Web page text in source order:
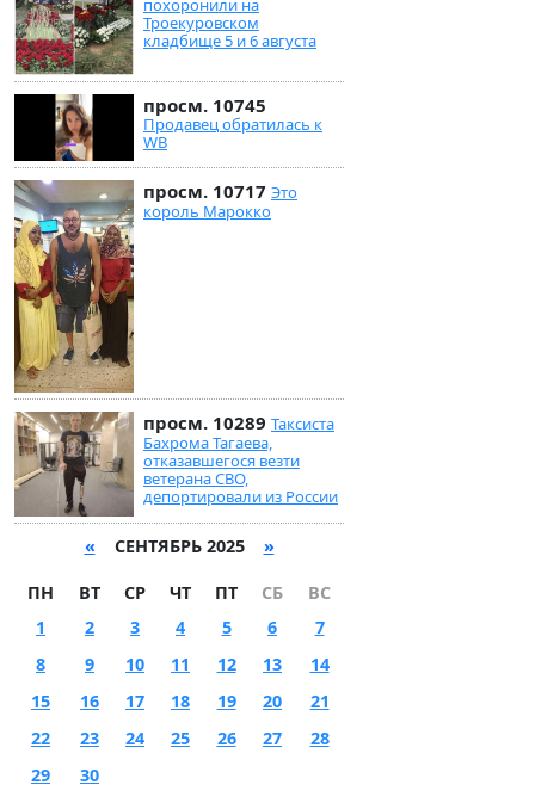
похоронили на
Троекуровском
кладбище 5 и 6 августа
просм. 10745
Продавец обратилась к
WB
просм. 10717 Это
король Марокко
просм. 10289 Таксиста
Бахрома Тагаева,
отказавшегося везти
ветерана СВО,
депортировали из России
« СЕНТЯБРЬ 2025 »
ПН ВТ СР ЧТ ПТ СБ
ВС
1
2 3 4 5 6
7
8
9 10 11 12 13
14
15
16 17 18 19 20
21
22
23 24 25 26 27
28
29
30